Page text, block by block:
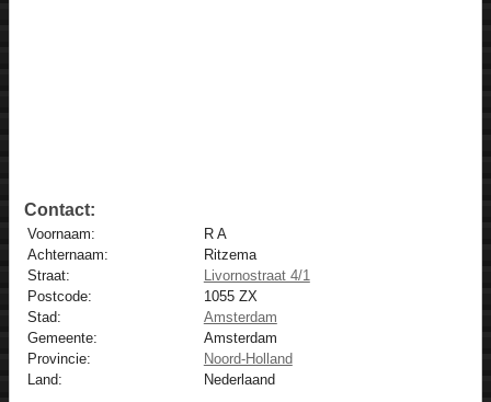
Contact:
Voornaam:
R A
Achternaam:
Ritzema
Straat:
Livornostraat 4/1
Postcode:
1055 ZX
Stad:
Amsterdam
Gemeente:
Amsterdam
Provincie:
Noord-Holland
Land:
Nederlaand